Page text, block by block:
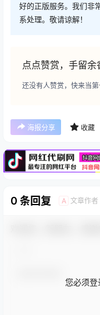
好的正版服务。我们非
系处理。敬请谅解！
点点赞赏，手留余
还没有人赞赏，快来当第
海报分享 收藏
广告
0 条回复 A 文章作者
您必须登